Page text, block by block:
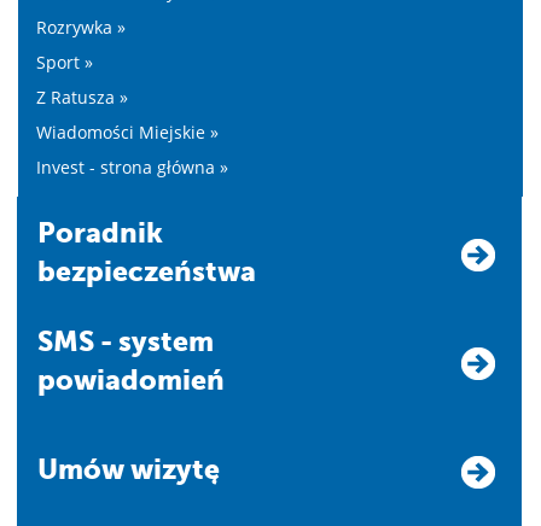
Rozrywka »
Sport »
Z Ratusza »
Wiadomości Miejskie »
Invest - strona główna »
Poradnik
bezpieczeństwa
SMS - system
powiadomień
Umów wizytę